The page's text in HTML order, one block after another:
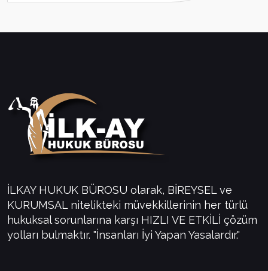
İLKAY HUKUK BÜROSU olarak, BİREYSEL ve
KURUMSAL nitelikteki müvekkillerinin her türlü
hukuksal sorunlarına karşı HIZLI VE ETKİLİ çözüm
yolları bulmaktır. "İnsanları İyi Yapan Yasalardır."